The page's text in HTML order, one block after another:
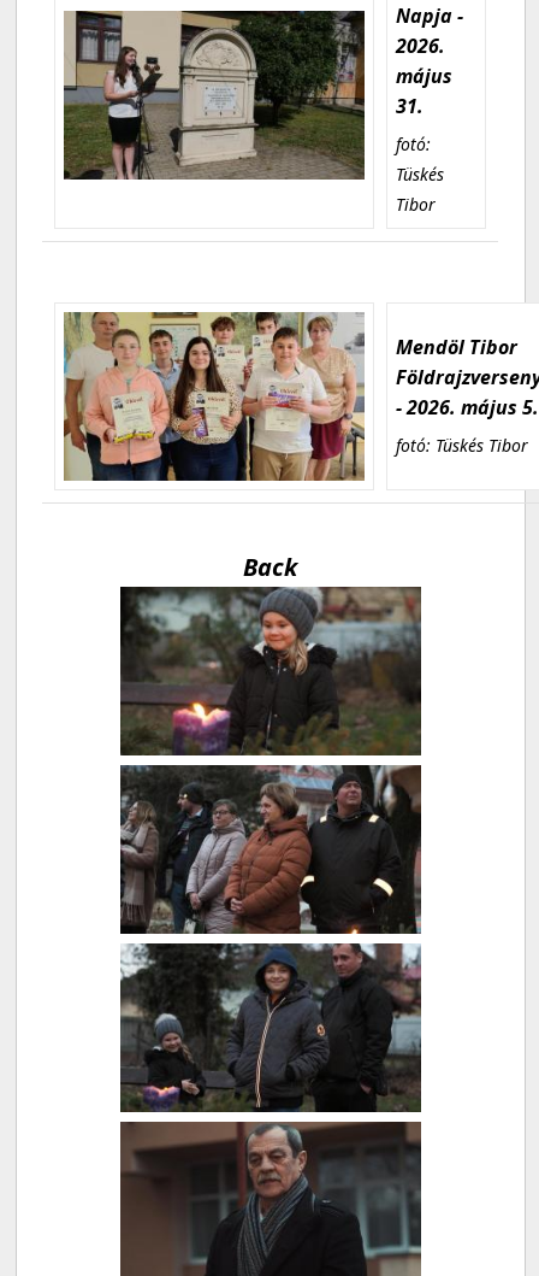
Napja -
2026.
május
31.
fotó:
Tüskés
Tibor
Mendöl Tibor
- 2026. május 5.
fotó: Tüskés Tibor
Back